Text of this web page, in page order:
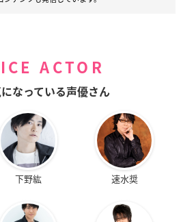
ACTOR
なっている声優さん
下野紘 速水奨